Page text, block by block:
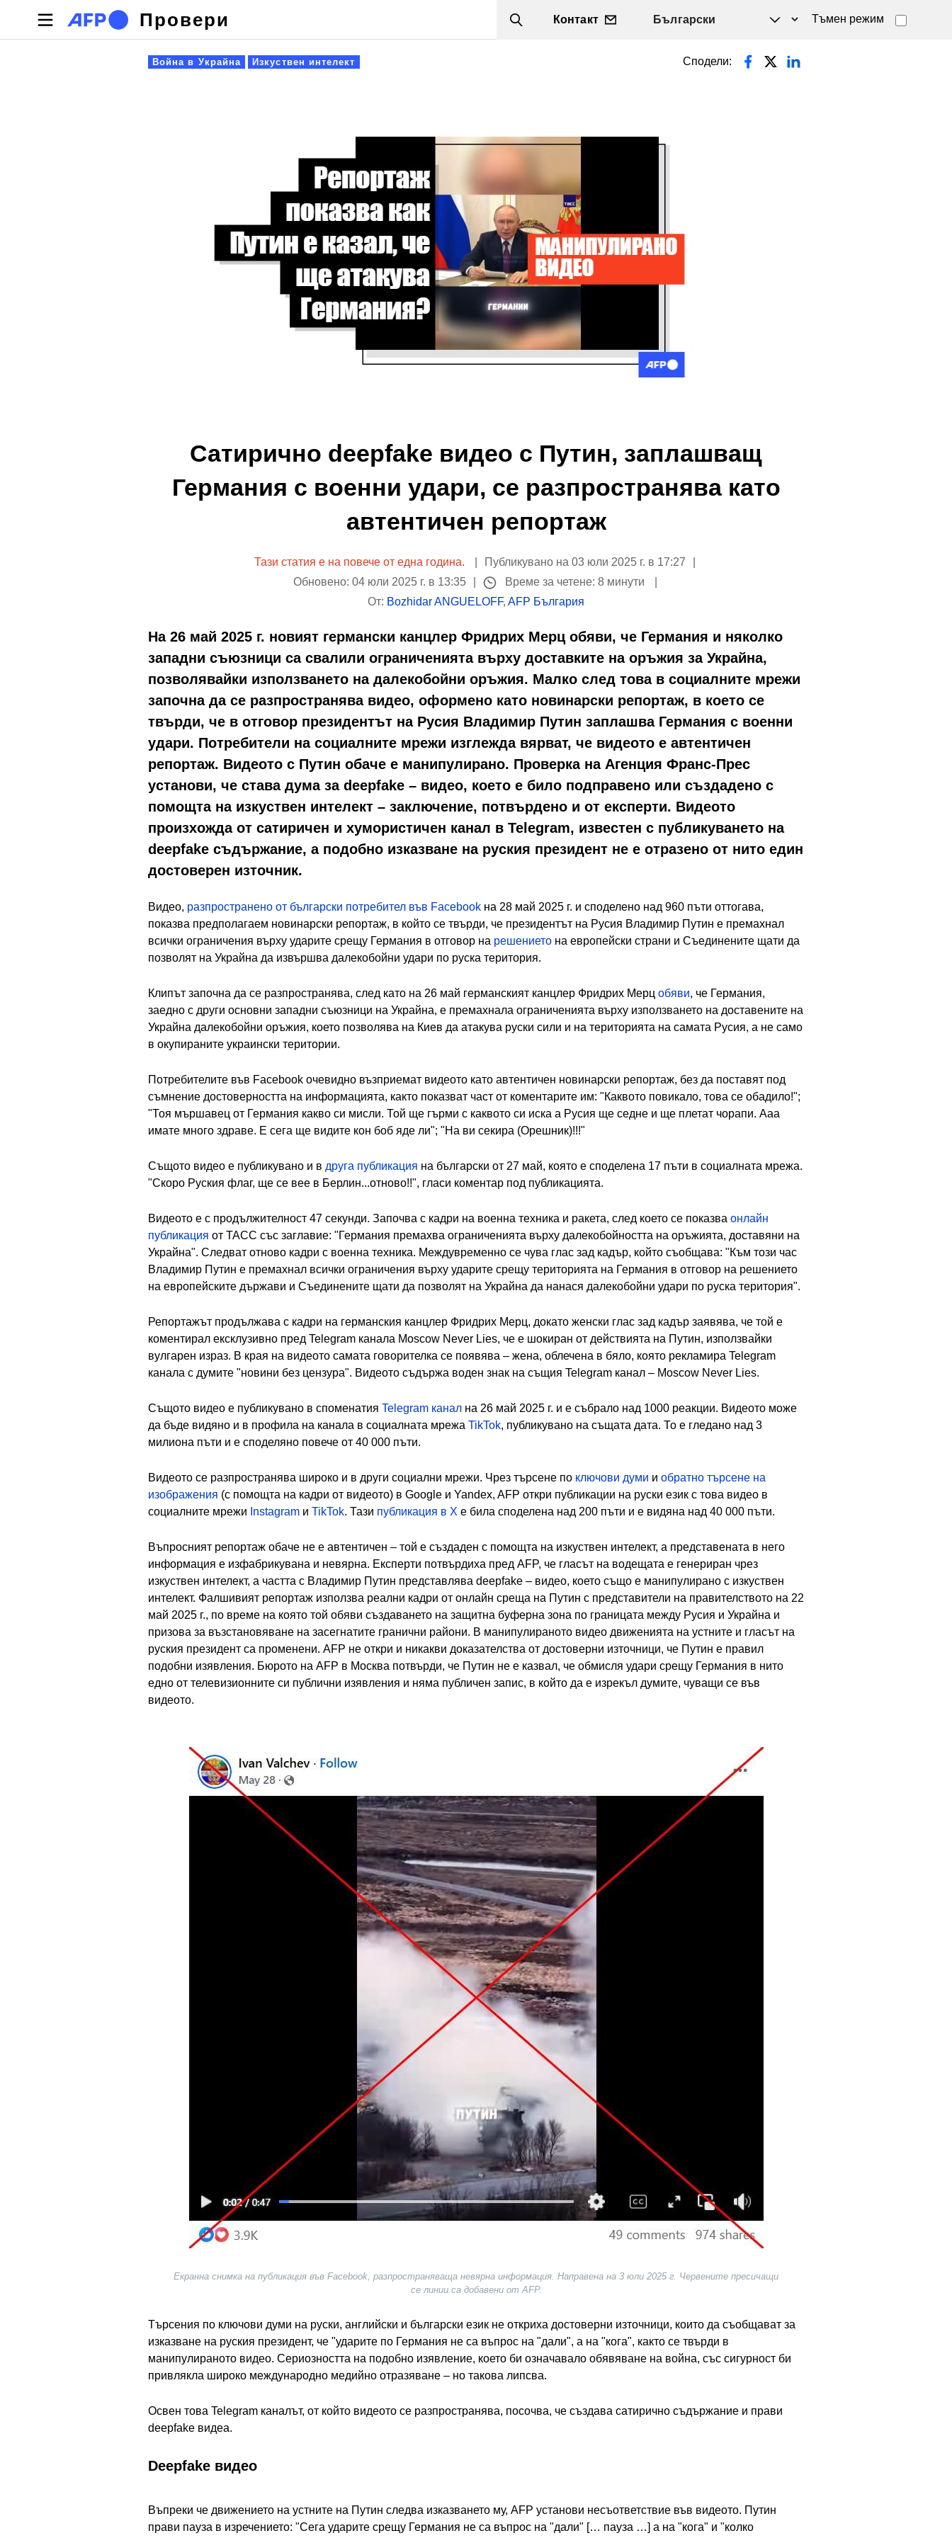
Премини към основното съдържание
Провери Search
Контакт Тъмен режим
Primary tabs
Война в Украйна Изкуствен интелект Сподели:
Сатирично deepfake видео с Путин, заплашващ
Германия с военни удари, се разпространява като
автентичен репортаж
Тази статия е на повече от една година.
Публикувано на 03 юли 2025 г. в 17:27
Обновено: 04 юли 2025 г. в 13:35
Време за четене: 8 минути
От: Bozhidar ANGUELOFF, AFP България
На 26 май 2025 г. новият германски канцлер Фридрих Мерц обяви, че Германия и няколко
западни съюзници са свалили ограниченията върху доставките на оръжия за Украйна,
позволявайки използването на далекобойни оръжия. Малко след това в социалните мрежи
започна да се разпространява видео, оформено като новинарски репортаж, в което се
твърди, че в отговор президентът на Русия Владимир Путин заплашва Германия с военни
удари. Потребители на социалните мрежи изглежда вярват, че видеото е автентичен
репортаж. Видеото с Путин обаче е манипулирано. Проверка на Агенция Франс-Прес
установи, че става дума за deepfake – видео, което е било подправено или създадено с
помощта на изкуствен интелект – заключение, потвърдено и от експерти. Видеото
произхожда от сатиричен и хумористичен канал в Telegram, известен с публикуването на
deepfake съдържание, а подобно изказване на руския президент не е отразено от нито един
достоверен източник.
Видео, разпространено от български потребител във Facebook на 28 май 2025 г. и споделено над 960 пъти оттогава,
показва предполагаем новинарски репортаж, в който се твърди, че президентът на Русия Владимир Путин е премахнал
всички ограничения върху ударите срещу Германия в отговор на решението на европейски страни и Съединените щати да
позволят на Украйна да извършва далекобойни удари по руска територия.
Клипът започна да се разпространява, след като на 26 май германският канцлер Фридрих Мерц обяви, че Германия,
заедно с други основни западни съюзници на Украйна, е премахнала ограниченията върху използването на доставените на
Украйна далекобойни оръжия, което позволява на Киев да атакува руски сили и на територията на самата Русия, а не само
в окупираните украински територии.
Потребителите във Facebook очевидно възприемат видеото като автентичен новинарски репортаж, без да поставят под
съмнение достоверността на информацията, както показват част от коментарите им: "Каквото повикало, това се обадило!";
"Тоя мършавец от Германия какво си мисли. Той ще гърми с каквото си иска а Русия ще седне и ще плетат чорапи. Ааа
имате много здраве. Е сега ще видите кон боб яде ли"; "На ви секира (Орешник)!!!"
Същото видео е публикувано и в друга публикация на български от 27 май, която е споделена 17 пъти в социалната мрежа.
"Скоро Руския флаг, ще се вее в Берлин...отново!!", гласи коментар под публикацията.
Видеото е с продължителност 47 секунди. Започва с кадри на военна техника и ракета, след което се показва онлайн
публикация от ТАСС със заглавие: "Германия премахва ограниченията върху далекобойността на оръжията, доставяни на
Украйна". Следват отново кадри с военна техника. Междувременно се чува глас зад кадър, който съобщава: "Към този час
Владимир Путин е премахнал всички ограничения върху ударите срещу територията на Германия в отговор на решението
на европейските държави и Съединените щати да позволят на Украйна да нанася далекобойни удари по руска територия".
Репортажът продължава с кадри на германския канцлер Фридрих Мерц, докато женски глас зад кадър заявява, че той е
коментирал ексклузивно пред Telegram канала Moscow Never Lies, че е шокиран от действията на Путин, използвайки
вулгарен израз. В края на видеото самата говорителка се появява – жена, облечена в бяло, която рекламира Telegram
канала с думите "новини без цензура". Видеото съдържа воден знак на същия Telegram канал – Moscow Never Lies.
Същото видео е публикувано в споменатия Telegram канал на 26 май 2025 г. и е събрало над 1000 реакции. Видеото може
да бъде видяно и в профила на канала в социалната мрежа TikTok, публикувано на същата дата. То е гледано над 3
милиона пъти и е споделяно повече от 40 000 пъти.
Видеото се разпространява широко и в други социални мрежи. Чрез търсене по ключови думи и обратно търсене на
изображения (с помощта на кадри от видеото) в Google и Yandex, AFP откри публикации на руски език с това видео в
социалните мрежи Instagram и TikTok. Тази публикация в X е била споделена над 200 пъти и е видяна над 40 000 пъти.
Въпросният репортаж обаче не е автентичен – той е създаден с помощта на изкуствен интелект, а представената в него
информация е изфабрикувана и невярна. Експерти потвърдиха пред AFP, че гласът на водещата е генериран чрез
изкуствен интелект, а частта с Владимир Путин представлява deepfake – видео, което също е манипулирано с изкуствен
интелект. Фалшивият репортаж използва реални кадри от онлайн среща на Путин с представители на правителството на 22
май 2025 г., по време на която той обяви създаването на защитна буферна зона по границата между Русия и Украйна и
призова за възстановяване на засегнатите гранични райони. В манипулираното видео движенията на устните и гласът на
руския президент са променени. AFP не откри и никакви доказателства от достоверни източници, че Путин е правил
подобни изявления. Бюрото на AFP в Москва потвърди, че Путин не е казвал, че обмисля удари срещу Германия в нито
едно от телевизионните си публични изявления и няма публичен запис, в който да е изрекъл думите, чуващи се във
видеото.
Екранна снимка на публикация във Facebook, разпространяваща невярна информация. Направена на 3 юли 2025 г. Червените пресичащи
се линии са добавени от AFP.
Търсения по ключови думи на руски, английски и български език не откриха достоверни източници, които да съобщават за
изказване на руския президент, че "ударите по Германия не са въпрос на "дали", а на "кога", както се твърди в
манипулираното видео. Сериозността на подобно изявление, което би означавало обявяване на война, със сигурност би
привлякла широко международно медийно отразяване – но такова липсва.
Освен това Telegram каналът, от който видеото се разпространява, посочва, че създава сатирично съдържание и прави
deepfake видеа.
Deepfake видео
Въпреки че движението на устните на Путин следва изказването му, AFP установи несъответствие във видеото. Путин
прави пауза в изречението: "Сега ударите срещу Германия не са въпрос на "дали" [… пауза …] а на "кога" и "колко